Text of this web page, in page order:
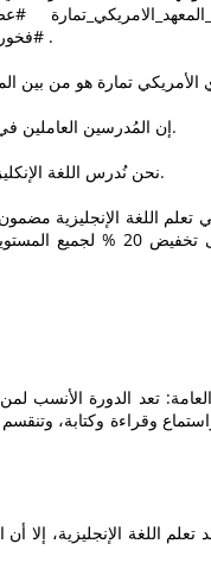
#فخورين_بمغربيتنا #وطنيين #تدريس_اللغة_الانجليزية_باحتراف .
إن المُدرسين العاملين في معهدنا مؤهلون تأهيلاً عالياً ولهم العديد من سنوات الخبرة.
نحن نُدرس اللغة الإنكليزية للطلاب من جميع الفئات العمرية منذ أكثر من 20 عاماً.
تعلم اللغة الإنجليزية
اللغة الإنجليزية، إلا